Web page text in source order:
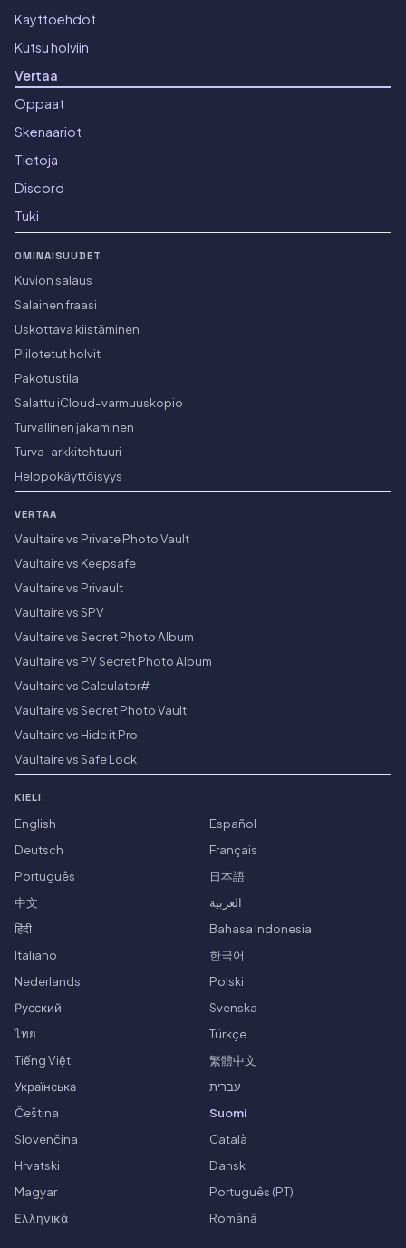
Käyttöehdot
Kutsu holviin
Vertaa
Oppaat
Skenaariot
Tietoja
Discord
Tuki
OMINAISUUDET
Kuvion salaus
Salainen fraasi
Uskottava kiistäminen
Piilotetut holvit
Pakotustila
Salattu iCloud-varmuuskopio
Turvallinen jakaminen
Turva-arkkitehtuuri
Helppokäyttöisyys
VERTAA
Vaultaire vs Private Photo Vault
Vaultaire vs Keepsafe
Vaultaire vs Privault
Vaultaire vs SPV
Vaultaire vs Secret Photo Album
Vaultaire vs PV Secret Photo Album
Vaultaire vs Calculator#
Vaultaire vs Secret Photo Vault
Vaultaire vs Hide it Pro
Vaultaire vs Safe Lock
KIELI
English
Español
Deutsch
Français
Português
日本語
中文
العربية
हिंदी
Bahasa Indonesia
Italiano
한국어
Nederlands
Polski
Русский
Svenska
ไทย
Türkçe
Tiếng Việt
繁體中文
Українська
עברית
Čeština
Suomi
Slovenčina
Català
Hrvatski
Dansk
Magyar
Português (PT)
Ελληνικά
Română